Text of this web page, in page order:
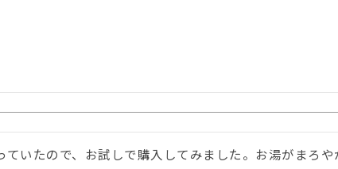
いたので、お試しで購入してみました。お湯がまろや